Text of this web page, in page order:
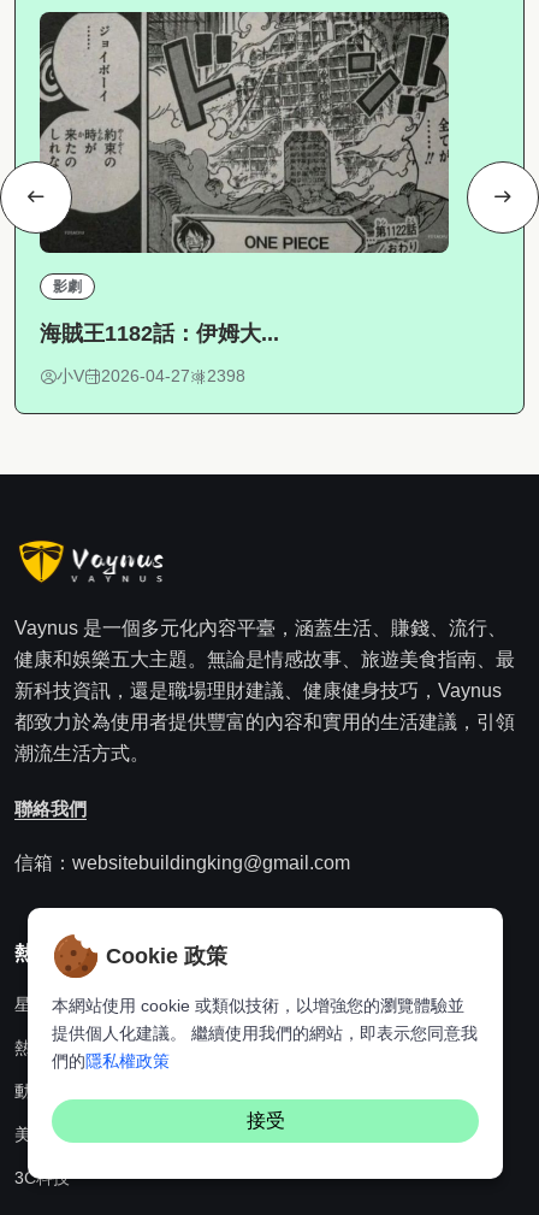
影劇
海賊王1182話：伊姆大...
小V 2026-04-27 2398
Vaynus 是一個多元化內容平臺，涵蓋生活、賺錢、流行、
健康和娛樂五大主題。無論是情感故事、旅遊美食指南、最
新科技資訊，還是職場理財建議、健康健身技巧，Vaynus
都致力於為使用者提供豐富的內容和實用的生活建議，引領
潮流生活方式。
聯絡我們
信箱：websitebuildingking@gmail.com
熱門分類
星座
熱點資訊
動漫
美食
3C科技
Cookie 政策
本網站使用 cookie 或類似技術，以增強您的瀏覽體驗並
提供個人化建議。 繼續使用我們的網站，即表示您同意我
們的隱私權政策
接受